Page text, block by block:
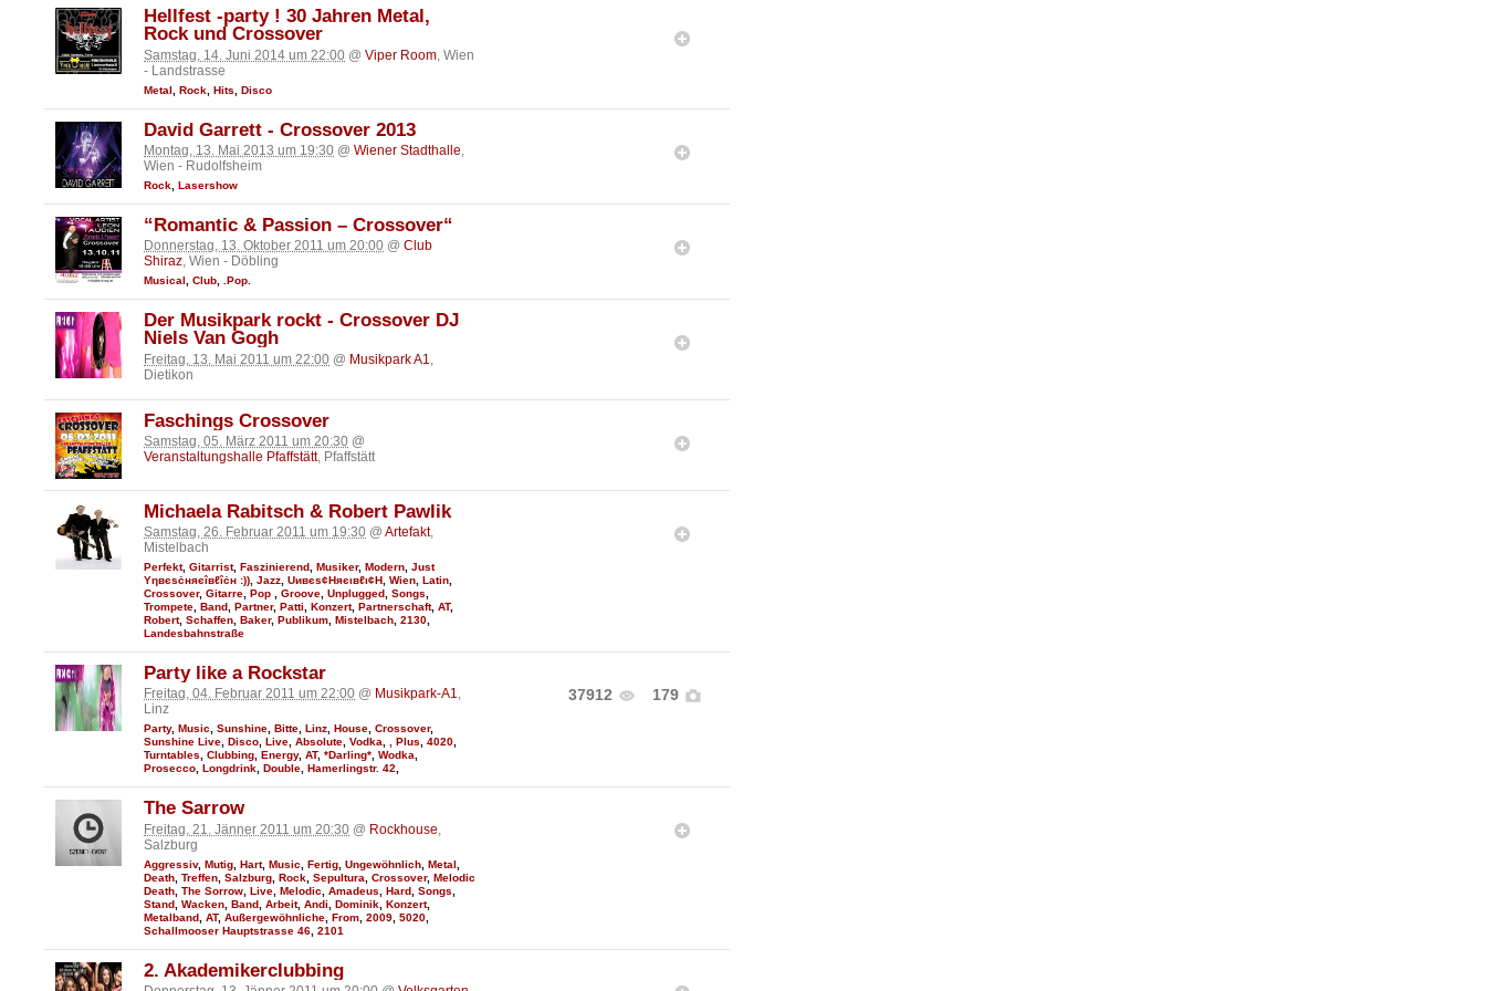
Hellfest -party ! 30 Jahren Metal,
Rock und Crossover
Samstag, 14. Juni 2014 um 22:00 @ Viper Room , Wien
- Landstrasse
Metal Rock Hits Disco
David Garrett - Crossover 2013
Montag, 13. Mai 2013 um 19:30 @ Wiener Stadthalle,
Wien - Rudolfsheim
Rock Lasershow
“Romantic & Passion – Crossover“
Donnerstag, 13. Oktober 2011 um 20:00 @ Club
Shiraz, Wien - Döbling
Musical, Club, .Pop.
Der Musikpark rockt - Crossover DJ
Niels Van Gogh
Freitag, 13. Mai 2011 um 22:00 @ Musikpark A1
Dietikon
Faschings Crossover
Samstag, 05. März 2011 um 20:30 @
Veranstaltungshalle Pfaffstätt, Pfaffstätt
Michaela Rabitsch & Robert Pawlik
Samstag, 26. Februar 2011 um 19:30 @ Artefakt,
Mistelbach
Perfekt, Gitarrist, Faszinierend Musiker, Modern Just
Υηвєѕċняєîвℓîċн :)) Jazz Uивєs¢Няєιвℓι¢Н Wien Latin
Crossover, Gitarre Pop Groove Unplugged Songs
Trompete Band Partner, Patti Konzert, Partnerschaft, AT,
Robert, Schaffen Baker, Publikum Mistelbach 2130
Landesbahnstraße
37912 179
Party like a Rockstar
Freitag, 04. Februar 2011 um 22:00 @ Musikpark-A1,
Linz
Party, Music, Sunshine, Bitte, Linz, House, Crossover,
Sunshine Live, Disco, Live, Absolute, Vodka, , Plus, 4020,
Turntables, Clubbing, Energy, AT, *Darling*, Wodka,
Prosecco, Longdrink, Double, Hamerlingstr. 42,
The Sarrow
Freitag, 21. Jänner 2011 um 20:30 @ Rockhouse
Salzburg
Aggressiv, Mutig Hart, Music Fertig Ungewöhnlich Metal
Death Treffen Salzburg Rock Sepultura Crossover, Melodic
Death The Sorrow Live Melodic Amadeus Hard Songs
Stand Wacken Band Arbeit, Andi Dominik Konzert,
Metalband AT, Außergewöhnliche From 2009 5020
Schallmooser Hauptstrasse 46 2101
2. Akademikerclubbing